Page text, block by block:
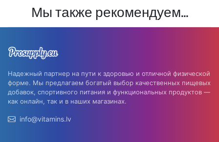
Мы также рекомендуем...
Надежный партнер на пути к здоровью и отличной физической
форме. Мы предлагаем богатый выбор качественных пищевых
добавок, спортивного питания и функциональных продуктов —
как онлайн, так и в наших магазинах.
info@vitamins.lv